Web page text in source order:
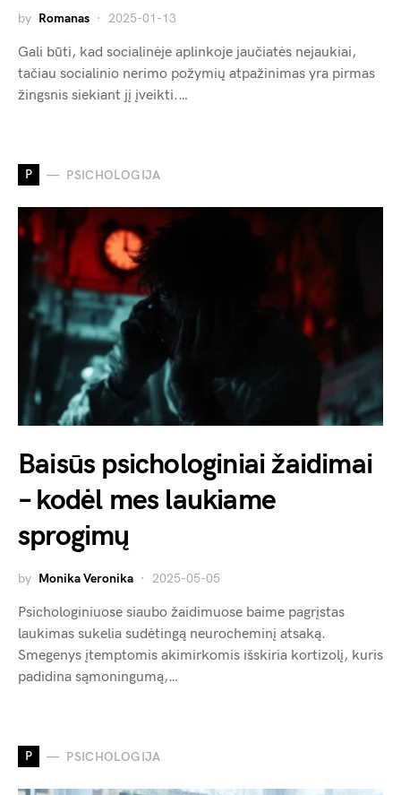
by Romanas 2025-01-13
Gali būti, kad socialinėje aplinkoje jaučiatės nejaukiai,
tačiau socialinio nerimo požymių atpažinimas yra pirmas
žingsnis siekiant jį įveikti.…
P PSICHOLOGIJA
Baisūs psichologiniai žaidimai
– kodėl mes laukiame
sprogimų
by Monika Veronika 2025-05-05
Psichologiniuose siaubo žaidimuose baime pagrįstas
laukimas sukelia sudėtingą neurocheminį atsaką.
Smegenys įtemptomis akimirkomis išskiria kortizolį, kuris
padidina sąmoningumą,…
P PSICHOLOGIJA